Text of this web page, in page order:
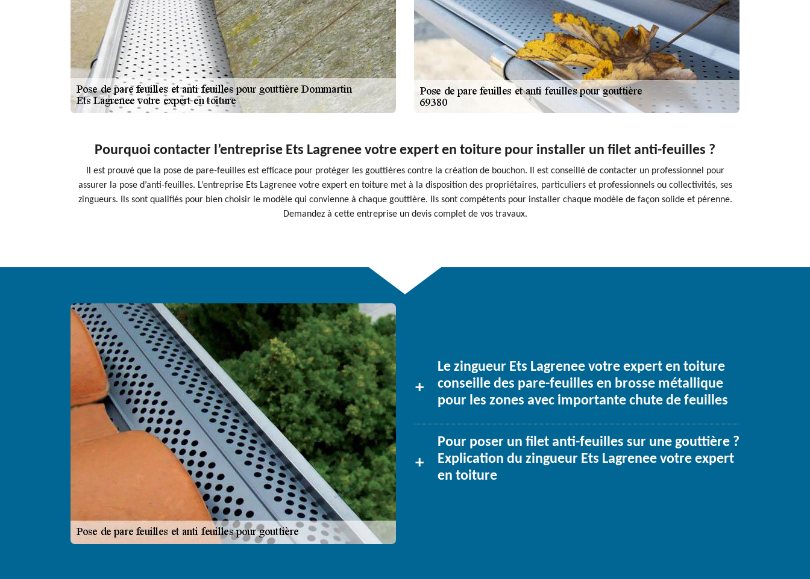
Pourquoi contacter l’entreprise Ets Lagrenee votre expert en toiture pour installer un filet anti-feuilles ?
Il est prouvé que la pose de pare-feuilles est efficace pour protéger les gouttières contre la création de bouchon. Il est conseillé de contacter un professionnel pour
assurer la pose d’anti-feuilles. L’entreprise Ets Lagrenee votre expert en toiture met à la disposition des propriétaires, particuliers et professionnels ou collectivités, ses
zingueurs. Ils sont qualifiés pour bien choisir le modèle qui convienne à chaque gouttière. Ils sont compétents pour installer chaque modèle de façon solide et pérenne.
Demandez à cette entreprise un devis complet de vos travaux.
Le zingueur Ets Lagrenee votre expert en toiture
conseille des pare-feuilles en brosse métallique
pour les zones avec importante chute de feuilles
Pour poser un filet anti-feuilles sur une gouttière ?
Explication du zingueur Ets Lagrenee votre expert
en toiture